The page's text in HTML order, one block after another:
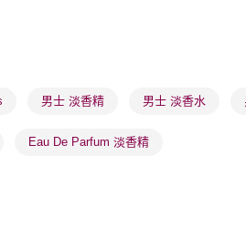
(香港門市) 只顯示可選門市。確
男士 淡香精 男士 淡香水
Eau De Parfum 淡香精